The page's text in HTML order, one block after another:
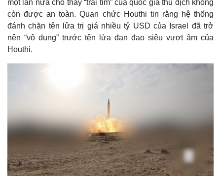
n
g
một lần nữa cho thấy “trái tim” của quốc gia thù địch không
còn được an toàn. Quan chức Houthi tin rằng hệ thống
đánh chặn tên lửa trị giá nhiều tỷ USD của Israel đã trở
nên “vô dụng” trước tên lửa đạn đạo siêu vượt âm của
Houthi.